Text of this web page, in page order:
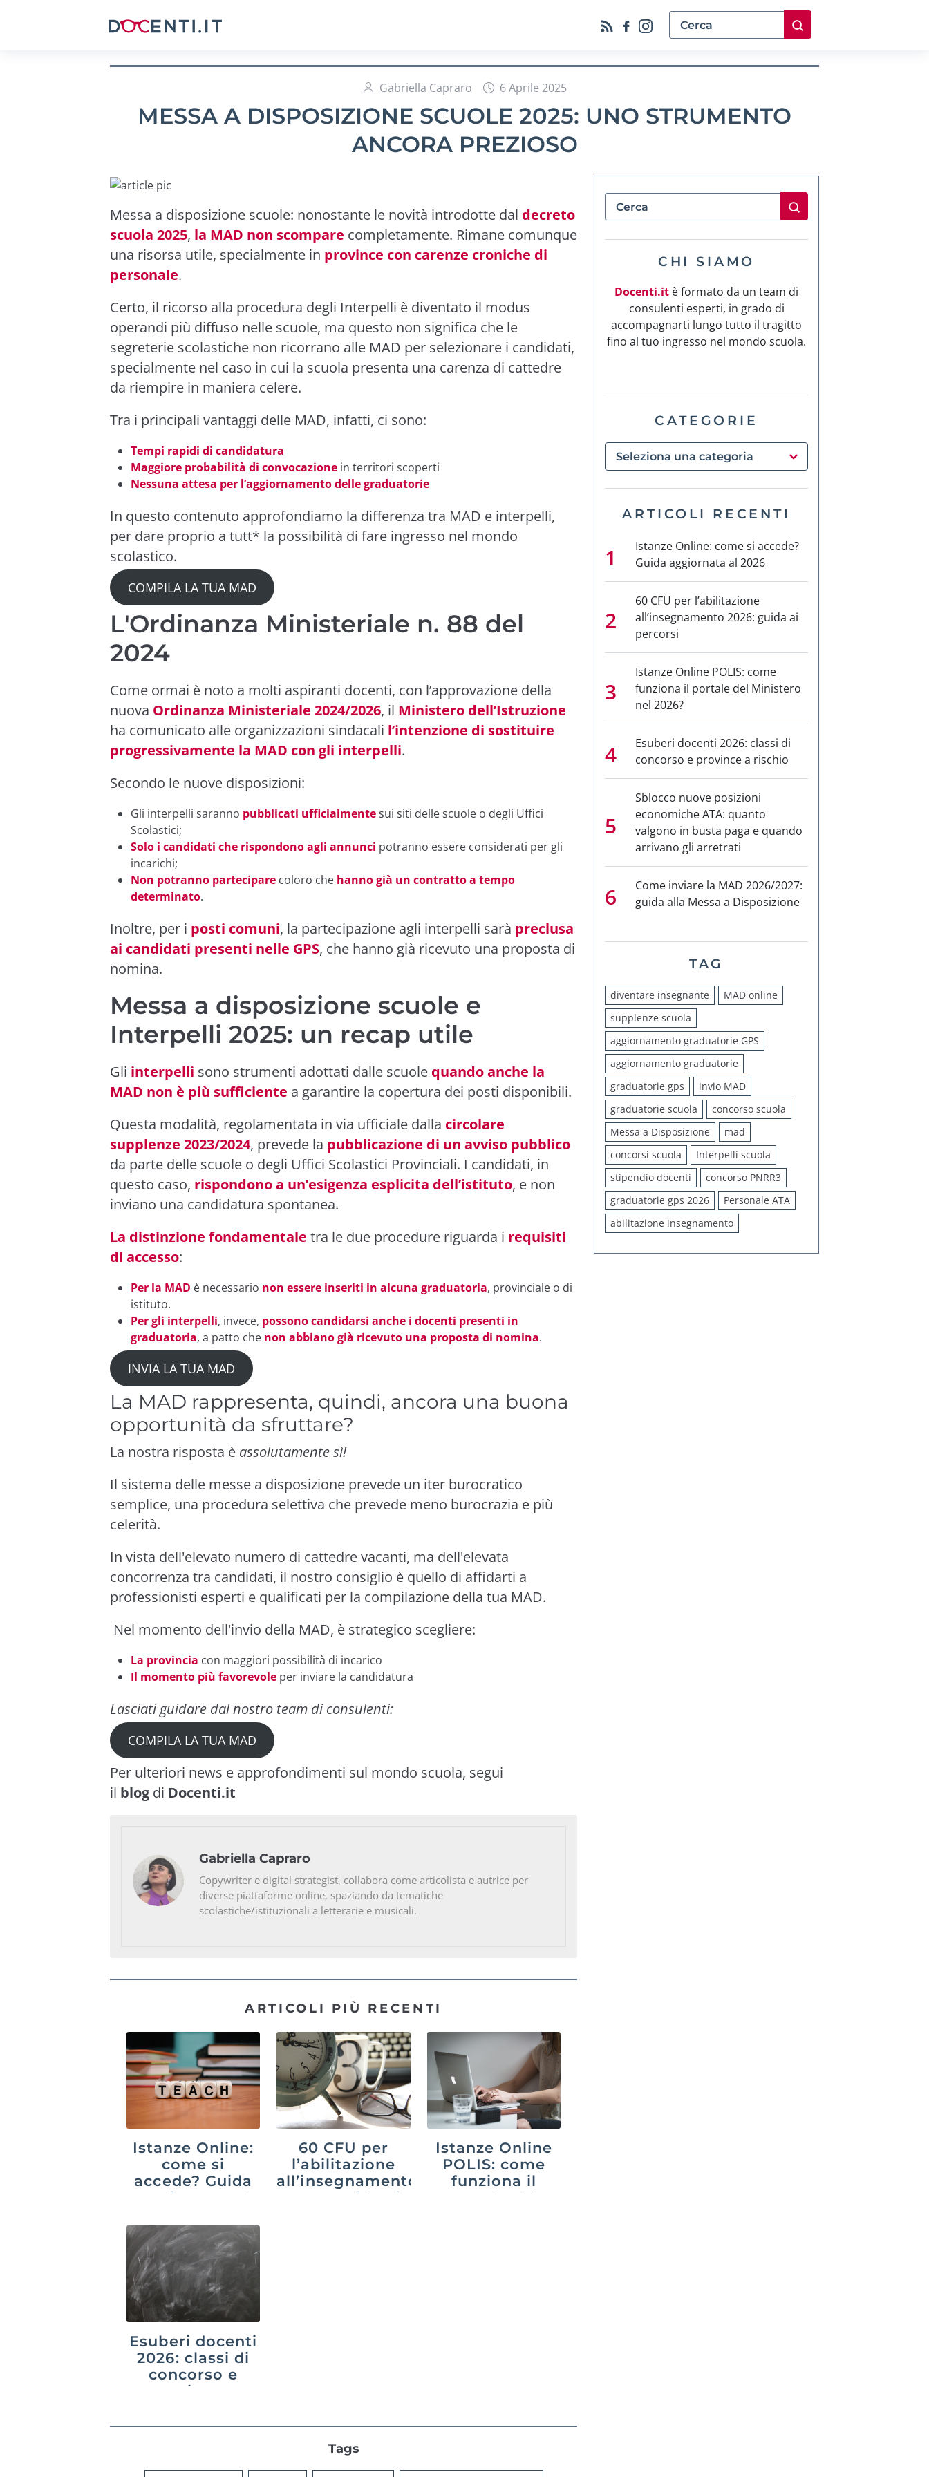
Gabriella Capraro 6 Aprile 2025
MESSA A DISPOSIZIONE SCUOLE 2025: UNO STRUMENTO
ANCORA PREZIOSO
Messa a disposizione scuole: nonostante le novità introdotte dal decreto
scuola 2025, la MAD non scompare completamente. Rimane comunque
una risorsa utile, specialmente in province con carenze croniche di
personale.
Certo, il ricorso alla procedura degli Interpelli è diventato il modus
operandi più diffuso nelle scuole, ma questo non significa che le
segreterie scolastiche non ricorrano alle MAD per selezionare i candidati,
specialmente nel caso in cui la scuola presenta una carenza di cattedre
da riempire in maniera celere.
Tra i principali vantaggi delle MAD, infatti, ci sono:
Tempi rapidi di candidatura
Maggiore probabilità di convocazione in territori scoperti
Nessuna attesa per l’aggiornamento delle graduatorie
In questo contenuto approfondiamo la differenza tra MAD e interpelli,
per dare proprio a tutt* la possibilità di fare ingresso nel mondo
scolastico.
COMPILA LA TUA MAD
L'Ordinanza Ministeriale n. 88 del
2024
Come ormai è noto a molti aspiranti docenti, con l’approvazione della
nuova Ordinanza Ministeriale 2024/2026, il Ministero dell’Istruzione
ha comunicato alle organizzazioni sindacali l’intenzione di sostituire
progressivamente la MAD con gli interpelli.
Secondo le nuove disposizioni:
Gli interpelli saranno pubblicati ufficialmentesui siti delle scuole o degli Uffici
Scolastici;
Solo i candidati che rispondono agli annunci potranno essere considerati per gli
incarichi;
Non potranno partecipare coloro che hanno già un contratto a tempo
determinato.
Inoltre, per i posti comuni, la partecipazione agli interpelli sarà preclusa
ai candidati presenti nelle GPS, che hanno già ricevuto una proposta di
nomina.
Messa a disposizione scuole e
Interpelli 2025: un recap utile
Gli interpelli sono strumenti adottati dalle scuole quando anche la
MAD non è più sufficiente a garantire la copertura dei posti disponibili.
Questa modalità, regolamentata in via ufficiale dalla circolare
supplenze 2023/2024, prevede la pubblicazione di un avviso pubblico
da parte delle scuole o degli Uffici Scolastici Provinciali. I candidati, in
questo caso, rispondono a un’esigenza esplicita dell’istituto, e non
inviano una candidatura spontanea.
La distinzione fondamentale tra le due procedure riguarda i requisiti
di accesso:
Per la MAD è necessario non essere inseriti in alcuna graduatoria, provinciale o di
istituto.
Per gli interpelli, invece, possono candidarsi anche i docenti presenti in
graduatoria, a patto che non abbiano già ricevuto una proposta di nomina.
INVIA LA TUA MAD
La MAD rappresenta, quindi, ancora una buona
opportunità da sfruttare?
La nostra risposta è assolutamente sì!
Il sistema delle messe a disposizione prevede un iter burocratico
semplice, una procedura selettiva che prevede meno burocrazia e più
celerità.
In vista dell'elevato numero di cattedre vacanti, ma dell'elevata
concorrenza tra candidati, il nostro consiglio è quello di affidarti a
professionisti esperti e qualificati per la compilazione della tua MAD.
Nel momento dell'invio della MAD, è strategico scegliere:
La provincia con maggiori possibilità di incarico
Il momento più favorevole per inviare la candidatura
Lasciati guidare dal nostro team di consulenti:
COMPILA LA TUA MAD
Per ulteriori news e approfondimenti sul mondo scuola, segui
il blog di Docenti.it
Gabriella Capraro
Copywriter e digital strategist, collabora come articolista e autrice per
diverse piattaforme online, spaziando da tematiche
scolastiche/istituzionali a letterarie e musicali.
ARTICOLI PIÙ RECENTI
Istanze Online:
come si
accede? Guida
aggiornata al
60 CFU per
l’abilitazione
all’insegnamento
2026: guida ai
Istanze Online
POLIS: come
funziona il
portale del
Esuberi docenti
2026: classi di
concorso e
province a
Tags
CHI SIAMO
Docenti.it è formato da un team di
consulenti esperti, in grado di
accompagnarti lungo tutto il tragitto
fino al tuo ingresso nel mondo scuola.
CATEGORIE
ARTICOLI RECENTI
Istanze Online: come si accede?
Guida aggiornata al 2026
60 CFU per l’abilitazione
all’insegnamento 2026: guida ai
percorsi
Istanze Online POLIS: come
funziona il portale del Ministero
nel 2026?
Esuberi docenti 2026: classi di
concorso e province a rischio
Sblocco nuove posizioni
economiche ATA: quanto
valgono in busta paga e quando
arrivano gli arretrati
Come inviare la MAD 2026/2027:
guida alla Messa a Disposizione
TAG
diventare insegnante
MAD online
supplenze scuola
aggiornamento graduatorie GPS
aggiornamento graduatorie
graduatorie gps
invio MAD
graduatorie scuola
concorso scuola
Messa a Disposizione
mad
concorsi scuola
Interpelli scuola
stipendio docenti
concorso PNRR3
graduatorie gps 2026
Personale ATA
abilitazione insegnamento